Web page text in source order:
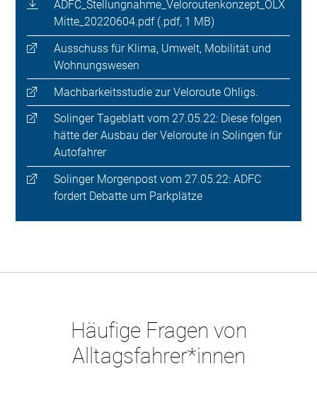
ADFC_Stellungnahme_Veloroutenkonzept_OLX
Mitte_20220604.pdf (.pdf, 1 MB)
Ausschuss für Klima, Umwelt, Mobilität und
Wohnungswesen
Machbarkeitsstudie zur Veloroute Ohligs.
Solinger Tageblatt vom 27.05.22: Diese folgen
hätte der Ausbau der Veloroute in Solingen für
Autofahrer
Solinger Morgenpost vom 27.05.22: ADFC
fordert Debatte um Parkplätze
Häufige Fragen von
Alltagsfahrer*innen